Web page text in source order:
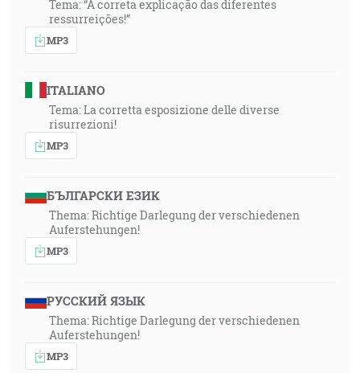
milujú jeho príchod. [2Tm 4:8]
1:01:31
zasľúbenia, pretože Bôh predvidel čosi lepšie o nás,
aby neboli bez nás zdokonalení. [Žd 11:39-40]
Tema: “A correta explicação das diferentes
ressurreições!”
MP3
ITALIANO
Tema: La corretta esposizione delle diverse
risurrezioni!
MP3
БЪЛГАРСКИ ЕЗИК
Thema: Richtige Darlegung der verschiedenen
Auferstehungen!
MP3
РУССКИЙ ЯЗЫК
Thema: Richtige Darlegung der verschiedenen
Auferstehungen!
MP3